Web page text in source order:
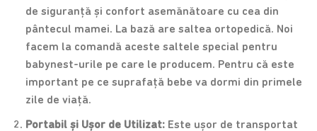
de siguranță și confort asemănătoare cu cea din
pântecul mamei. La bază are saltea ortopedică. Noi
facem la comandă aceste saltele special pentru
babynest-urile pe care le producem. Pentru că este
important pe ce suprafață bebe va dormi din primele
zile de viață.
Portabil și Ușor de Utilizat:Este ușor de transportat